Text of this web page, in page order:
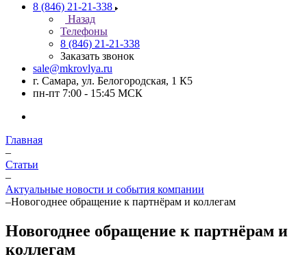
8 (846) 21-21-338
Назад
Телефоны
8 (846) 21-21-338
Заказать звонок
sale@mkrovlya.ru
г. Самара, ул. Белогородская, 1 К5
пн-пт 7:00 - 15:45 МСК
Главная
–
Статьи
–
Актуальные новости и события компании
–Новогоднее обращение к партнёрам и коллегам
Новогоднее обращение к партнёрам и
коллегам